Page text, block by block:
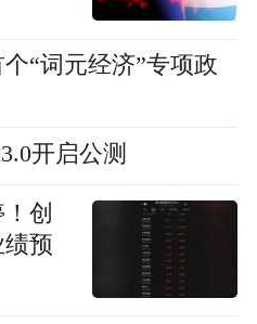
“词元经济”专项政
开启公测
创
预